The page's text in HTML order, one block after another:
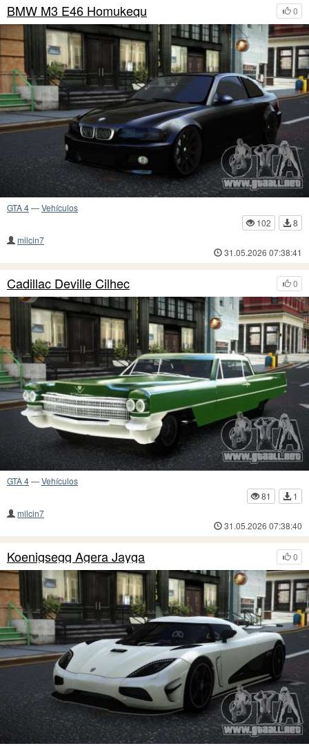
0
BMW M3 E46 Homukequ
GTA 4—Vehículos
102
8
milcin7
31.05.2026 07:38:41
0
Cadillac Deville Cilhec
GTA 4—Vehículos
81
1
milcin7
31.05.2026 07:38:40
0
Koenigsegg Agera Jayga